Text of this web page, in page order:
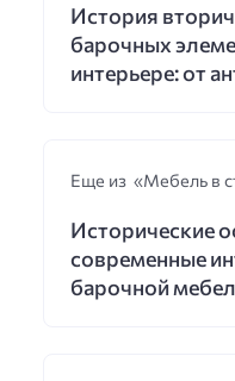
История
барочных
интерьере: от
Еще из «Мебель в
Исторические
современные
барочной